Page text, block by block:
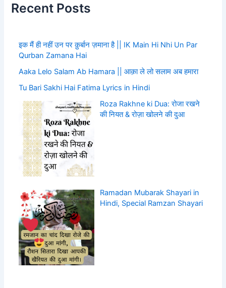
Recent Posts
इक मैं ही नहीं उन पर क़ुर्बान ज़माना है || IK Main Hi Nhi Un Par
Qurban Zamana Hai
Aaka Lelo Salam Ab Hamara || आक़ा ले लो सलाम अब हमारा
Tu Bari Sakhi Hai Fatima Lyrics in Hindi
Roza Rakhne ki Dua: रोजा रखने
की नियत & रोज़ा खोलने की दुआ
Ramadan Mubarak Shayari in
Hindi, Special Ramzan Shayari